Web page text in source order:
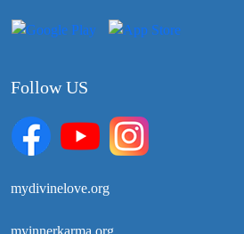
Follow US
mydivinelove.org